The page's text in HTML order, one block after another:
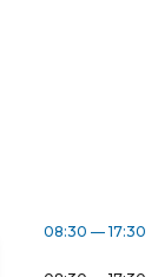
08:30 — 17:30